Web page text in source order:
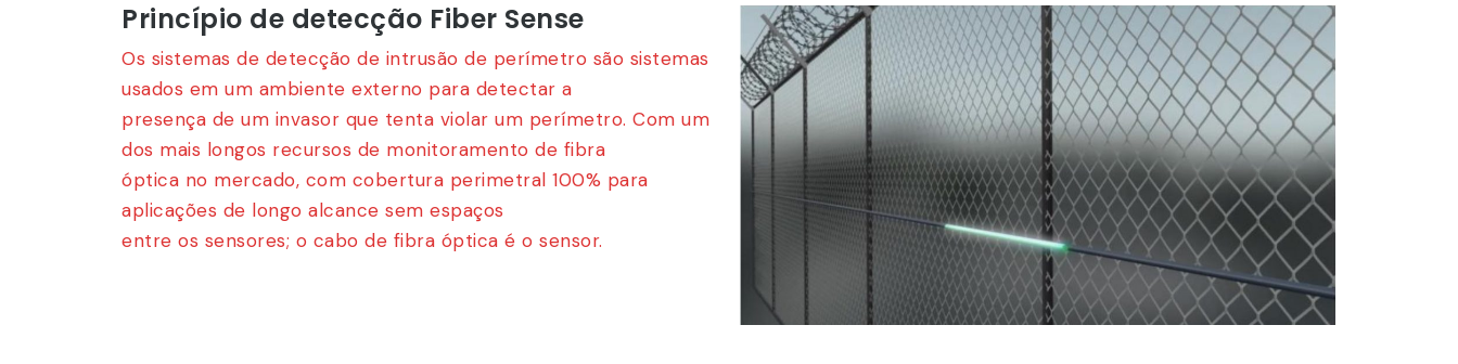
Princípio de detecção Fiber Sense
Os sistemas de detecção de intrusão de perímetro são sistemas
usados em um ambiente externo para detectar a
presença de um invasor que tenta violar um perímetro. Com um
dos mais longos recursos de monitoramento de fibra
óptica no mercado, com cobertura perimetral 100% para
aplicações de longo alcance sem espaços
entre os sensores; o cabo de fibra óptica é o sensor.